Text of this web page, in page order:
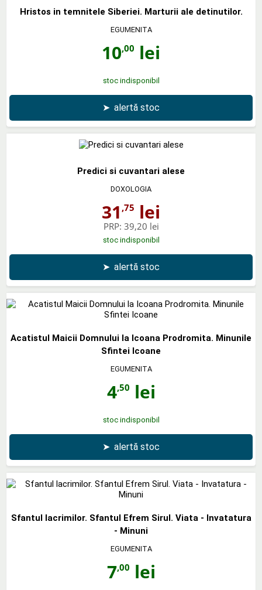
Hristos in temnitele Siberiei. Marturii ale detinutilor.
EGUMENITA
10,00 lei
stoc indisponibil
➤ alertă stoc
Predici si cuvantari alese
DOXOLOGIA
31 ,75 lei
PRP: 39,20 lei
stoc indisponibil
➤ alertă stoc
Acatistul Maicii Domnului la Icoana Prodromita. Minunile
Sfintei Icoane
EGUMENITA
4,50 lei
stoc indisponibil
➤ alertă stoc
Sfantul lacrimilor. Sfantul Efrem Sirul. Viata - Invatatura
- Minuni
EGUMENITA
7,00 lei